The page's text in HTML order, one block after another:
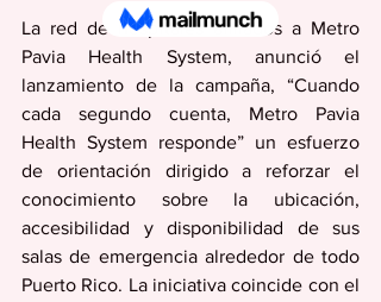
La red de hospitales afiliados a Metro
Pavia Health System, anunció el
lanzamiento de la campaña, “Cuando
cada segundo cuenta, Metro Pavia
Health System responde” un esfuerzo
de orientación dirigido a reforzar el
conocimiento sobre la ubicación,
accesibilidad y disponibilidad de sus
salas de emergencia alrededor de todo
Puerto Rico. La iniciativa coincide con el